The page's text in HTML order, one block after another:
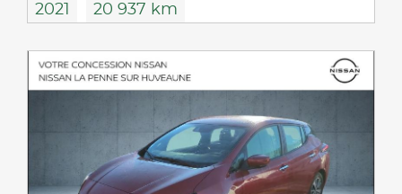
2021 20 937 km